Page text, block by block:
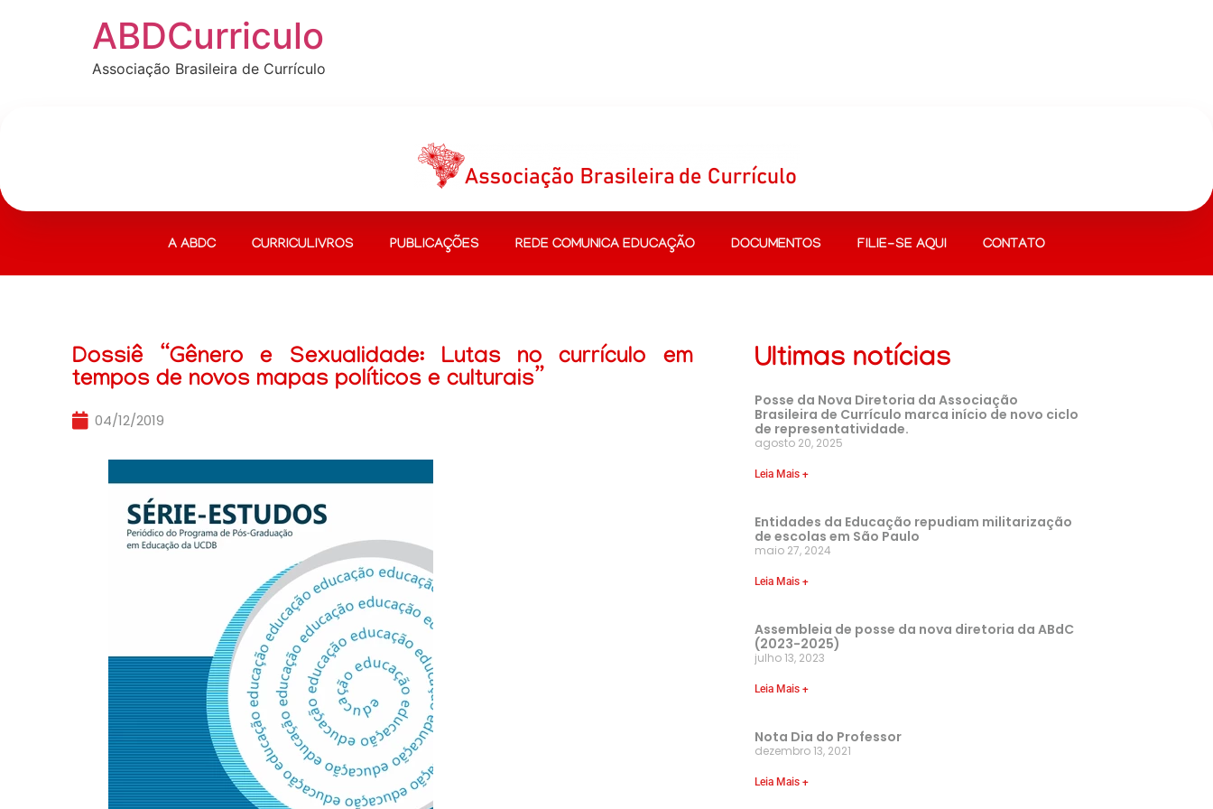
ABDCurriculo
Associação Brasileira de Currículo
A ABDC CURRICULIVROS PUBLICAÇÕES REDE COMUNICA EDUCAÇÃO DOCUMENTOS FILIE-SE AQUI CONTATO
Dossiê “Gênero e Sexualidade: Lutas no currículo em
tempos de novos mapas políticos e culturais”
04/12/2019
Ultimas notícias
Posse da Nova Diretoria da Associação
Brasileira de Currículo marca início de novo ciclo
de representatividade.
agosto 20, 2025
Leia Mais +
Entidades da Educação repudiam militarização
de escolas em São Paulo
maio 27, 2024
Leia Mais +
Assembleia de posse da nova diretoria da ABdC
(2023-2025)
julho 13, 2023
Leia Mais +
Nota Dia do Professor
dezembro 13, 2021
Leia Mais +